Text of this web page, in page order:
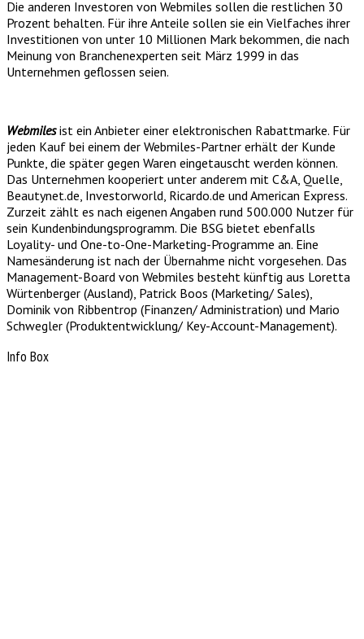
Die anderen Investoren von Webmiles sollen die restlichen 30
Prozent behalten. Für ihre Anteile sollen sie ein Vielfaches ihrer
Investitionen von unter 10 Millionen Mark bekommen, die nach
Meinung von Branchenexperten seit März 1999 in das
Unternehmen geflossen seien.
Webmilesist ein Anbieter einer elektronischen Rabattmarke. Für
jeden Kauf bei einem der Webmiles-Partner erhält der Kunde
Punkte, die später gegen Waren eingetauscht werden können.
Das Unternehmen kooperiert unter anderem mit C&A, Quelle,
Beautynet.de, Investorworld, Ricardo.de und American Express.
Zurzeit zählt es nach eigenen Angaben rund 500.000 Nutzer für
sein Kundenbindungsprogramm. Die BSG bietet ebenfalls
Loyality- und One-to-One-Marketing-Programme an. Eine
Namesänderung ist nach der Übernahme nicht vorgesehen. Das
Management-Board von Webmiles besteht künftig aus Loretta
Würtenberger (Ausland), Patrick Boos (Marketing/ Sales),
Dominik von Ribbentrop (Finanzen/ Administration) und Mario
Schwegler (Produktentwicklung/ Key-Account-Management).
Info Box